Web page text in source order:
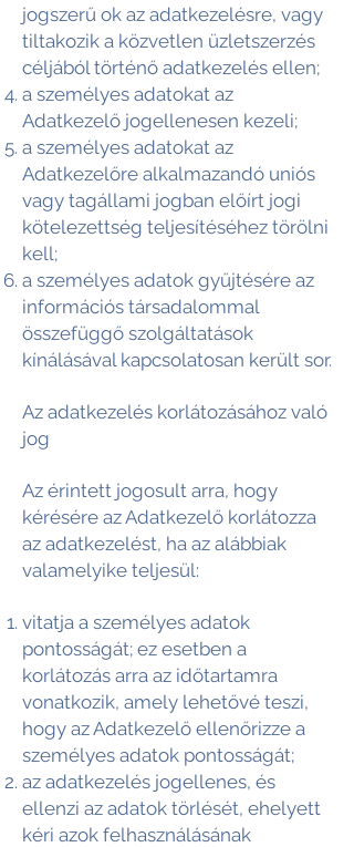
jogszerű ok az adatkezelésre, vagy
tiltakozik a közvetlen üzletszerzés
céljából történő adatkezelés ellen;
a személyes adatokat az
Adatkezelő jogellenesen kezeli;
a személyes adatokat az
Adatkezelőre alkalmazandó uniós
vagy tagállami jogban előírt jogi
kötelezettség teljesítéséhez törölni
kell;
a személyes adatok gyűjtésére az
információs társadalommal
összefüggő szolgáltatások
kínálásával kapcsolatosan került sor.
Az adatkezelés korlátozásához való
jog
Az érintett jogosult arra, hogy
kérésére az Adatkezelő korlátozza
az adatkezelést, ha az alábbiak
valamelyike teljesül:
vitatja a személyes adatok
pontosságát; ez esetben a
korlátozás arra az időtartamra
vonatkozik, amely lehetővé teszi,
hogy az Adatkezelő ellenőrizze a
személyes adatok pontosságát;
az adatkezelés jogellenes, és
ellenzi az adatok törlését, ehelyett
kéri azok felhasználásának